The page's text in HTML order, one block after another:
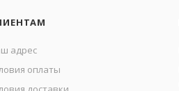
адрес
оплаты